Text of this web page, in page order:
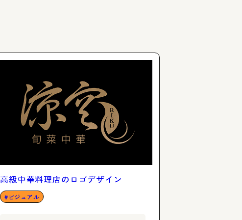
高級中華料理店のロゴデザイン
ビジュアル